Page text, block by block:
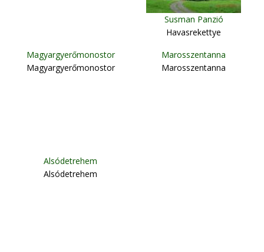
Susman Panzió
Havasrekettye
Magyargyerőmonostor
Magyargyerőmonostor
Marosszentanna
Marosszentanna
Alsódetrehem
Alsódetrehem